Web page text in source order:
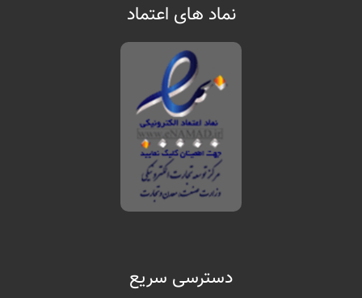
نماد های اعتماد
دسترسی سریع